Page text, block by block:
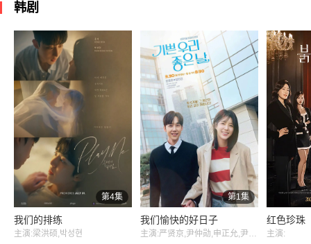
韩剧
第4集
我们的排练
主演:梁洪硕,박성현
第1集
我们愉快的好日子
主演:严贤京,尹仲勋,申正允,尹多英,金惠玉,鲜于在德,尹多勋,文喜京,李商淑,郑孝彬,李家豪,郑永琡
红色珍珠
主演: